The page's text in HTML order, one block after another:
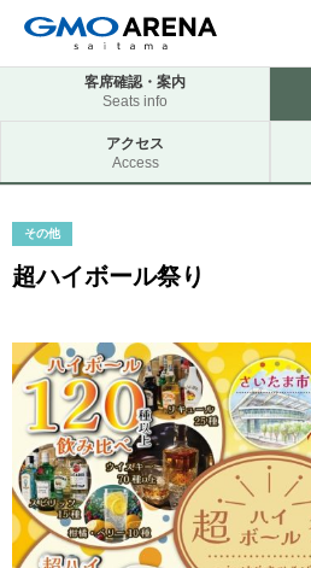
客席確認・案内
Seats info
アクセス
Access
その他
超ハイボール祭り